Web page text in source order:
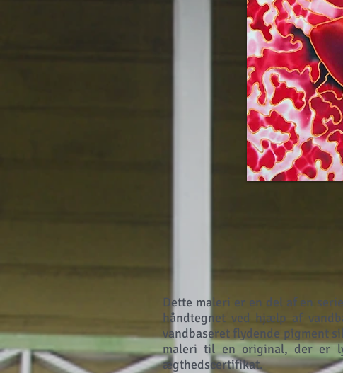
Dette maleri er en del af en
håndtegnet ved hjælp af
vandbaseret flydende pigment
maleri til en original, der er
ægthedscertifikat.